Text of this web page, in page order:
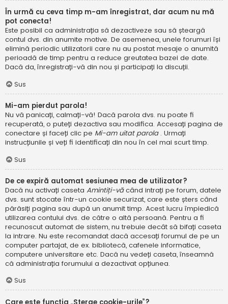
În urmă cu ceva timp m-am înregistrat, dar acum nu mă
pot conecta!
Este posibil ca administrația să dezactiveze sau să șteargă
contul dvs. din anumite motive. De asemenea, unele forumuri își
elimină periodic utilizatorii care nu au postat mesaje o anumită
perioadă de timp pentru a reduce greutatea bazei de date.
Dacă da, înregistrați-vă din nou și participați la discuții.
Sus
Mi-am pierdut parola!
Nu vă panicați, calmați-vă! Dacă parola dvs. nu poate fi
recuperată, o puteți dezactiva sau modifica. Accesați pagina de
conectare și faceți clic pe Mi-am uitat parola . Urmați
instrucțiunile și veți fi identificați din nou în cel mai scurt timp.
Sus
De ce expiră automat sesiunea mea de utilizator?
Dacă nu activați caseta Amintiți-văcând intrați pe forum, datele
dvs. sunt stocate într-un cookie securizat, care este șters când
părăsiți pagina sau după un anumit timp. Acest lucru împiedică
utilizarea contului dvs. de către o altă persoană. Pentru a fi
recunoscut automat de sistem, nu trebuie decât să bifați caseta
la intrare. Nu este recomandat dacă accesați forumul de pe un
computer partajat, de ex. bibliotecă, cafenele informatice,
computere universitare etc. Dacă nu vedeți caseta, înseamnă
că administrația forumului a dezactivat opțiunea.
Sus
Care este funcția „Șterge cookie-urile”?